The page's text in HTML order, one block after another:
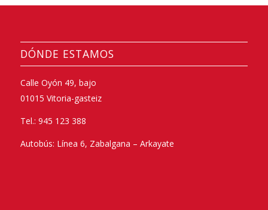
DÓNDE ESTAMOS
Calle Oyón 49, bajo
01015 Vitoria-gasteiz
Tel.: 945 123 388
Autobús: Línea 6, Zabalgana – Arkayate